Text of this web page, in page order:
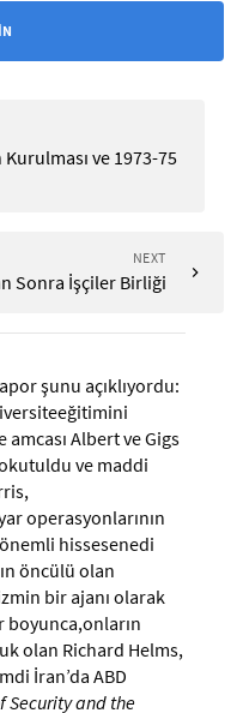
ve 1973-75
NEXT
Sonra İşçiler Birliği
şunu açıklıyordu:
Albert ve Gigs
ve maddi
operasyonlarının
önemli hissesenedi
öncülü olan
bir ajanı olarak
boyunca,onların
olan Richard Helms,
İran’da ABD
Security and the